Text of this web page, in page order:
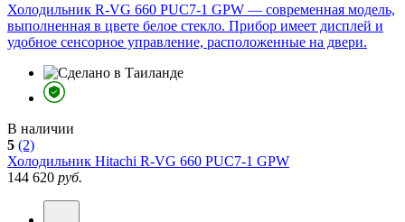
Холодильник R-VG 660 PUC7-1 GPW — современная модель,
выполненная в цвете белое стекло. Прибор имеет дисплей и
удобное сенсорное управление, расположенные на двери.
В наличии
5 (2)
Холодильник Hitachi R-VG 660 PUC7-1 GPW
144 620 руб.